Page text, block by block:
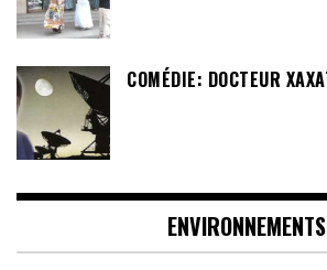
COMÉDIE: DOCTEUR
ENVIRONNEMENTS